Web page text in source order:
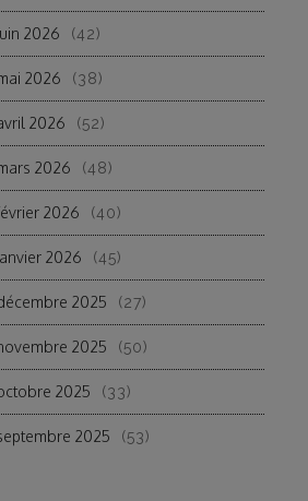
2026 (42)
2026 (38)
2026 (52)
2026 (48)
2026 (40)
2026 (45)
2025 (27)
2025 (50)
2025 (33)
2025 (53)